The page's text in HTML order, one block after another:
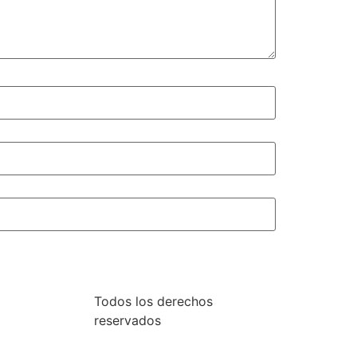
Todos los derechos
reservados